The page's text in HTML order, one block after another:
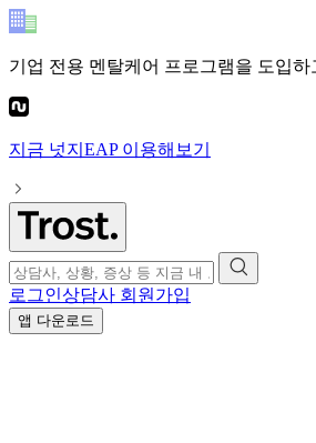
기업 전용 멘탈케어 프로그램을 도입하
지금 넛지EAP이용해보기
로그인상담사 회원가입
앱 다운로드